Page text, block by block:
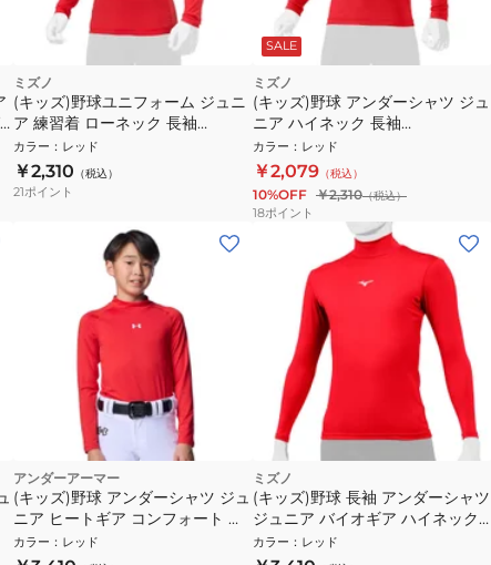
ミズノ
(キッズ)野球ユニフォーム ジュニ
ア 練習着 ローネック 長袖
12JAAP5062 速乾
カラー ： レッド
￥2,310 （税込）
21ポイント
SALE
ミズノ
(キッズ)野球 アンダーシャツ ジュ
ニア ハイネック 長袖
12JAAP5162 速乾
カラー ： レッド
￥2,079 （税込）
10%OFF ￥2,310（税込）
18ポイント
アンダーアーマー
(キッズ)野球 アンダーシャツ ジュ
ニア ヒートギア コンフォート フ
ィッティド 長袖 モックネックシ
ャツ 6012727 600
カラー ： レッド
ミズノ
(キッズ)野球 長袖 アンダーシャツ
ジュニア バイオギア ハイネック
12JABC5062 速乾 UVカット
カラー ： レッド